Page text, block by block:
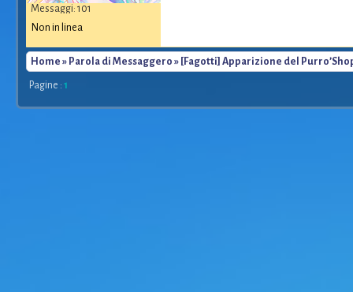
Messaggi: 101
Non in linea
Home » Parola di Messaggero » [Fagotti] Apparizione del
Pagine : 1